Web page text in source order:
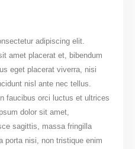
adipiscing elit.
amet placerat et, bibendum
eget placerat viverra, nisi
nisl ante nec tellus.
faucibus orci luctus et ultrices
dolor sit amet,
sagittis, massa fringilla
porta nisi, non tristique enim